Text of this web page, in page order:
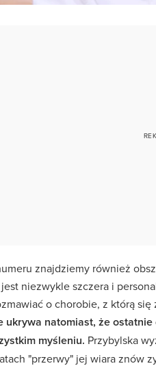
znajdziemy również
niezwykle szczera i
o chorobie, z którą
ukrywa natomiast, że
myśleniu. Przybylska
"przerwy" jej wiara znów